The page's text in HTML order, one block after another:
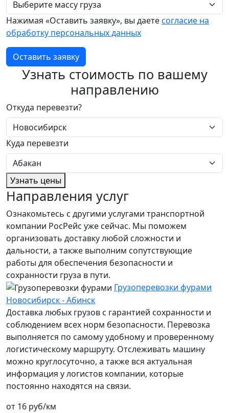
Нажимая «Оставить заявку», вы даетесогласие на
обработку персональных данных
Оставить заявку
Узнать стоимость по вашему
направлению
Откуда перевезти?
Куда перевезти
Узнать цены
Направления услуг
Ознакомьтесь с другими услугами транспортной
компании РосРейс уже сейчас. Мы поможем
организовать доставку любой сложности и
дальности, а также выполним сопутствующие
работы для обеспечения безопасности и
сохранности груза в пути.
Грузоперевозки фурами
Новосибирск - Абинск
Доставка любых грузов с гарантией сохранности и
соблюдением всех норм безопасности. Перевозка
выполняется по самому удобному и проверенному
логистическому маршруту. Отслеживать машину
можно круглосуточно, а также вся актуальная
информация у логистов компании, которые
постоянно находятся на связи.
от 16 руб/км